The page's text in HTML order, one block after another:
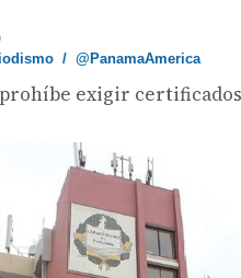
/@PanamaAmerica
exigir